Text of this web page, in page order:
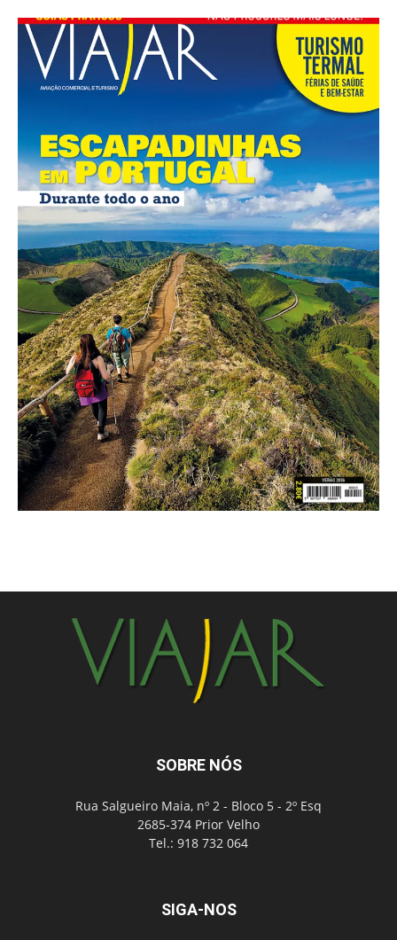
SOBRE NÓS
Rua Salgueiro Maia, nº 2 - Bloco 5 - 2º Esq
2685-374 Prior Velho
Tel.: 918 732 064
SIGA-NOS